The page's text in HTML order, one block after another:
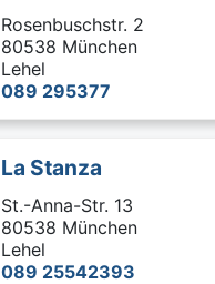
Rosenbuschstr. 2
80538 München
Lehel
089 295377
La Stanza
St.-Anna-Str. 13
80538 München
Lehel
089 25542393